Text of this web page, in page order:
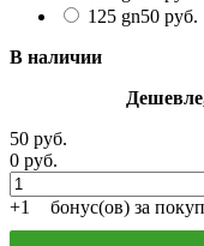
125 gn50 руб.
В наличии
50 руб.
0 руб.
+1 бонус(ов) за